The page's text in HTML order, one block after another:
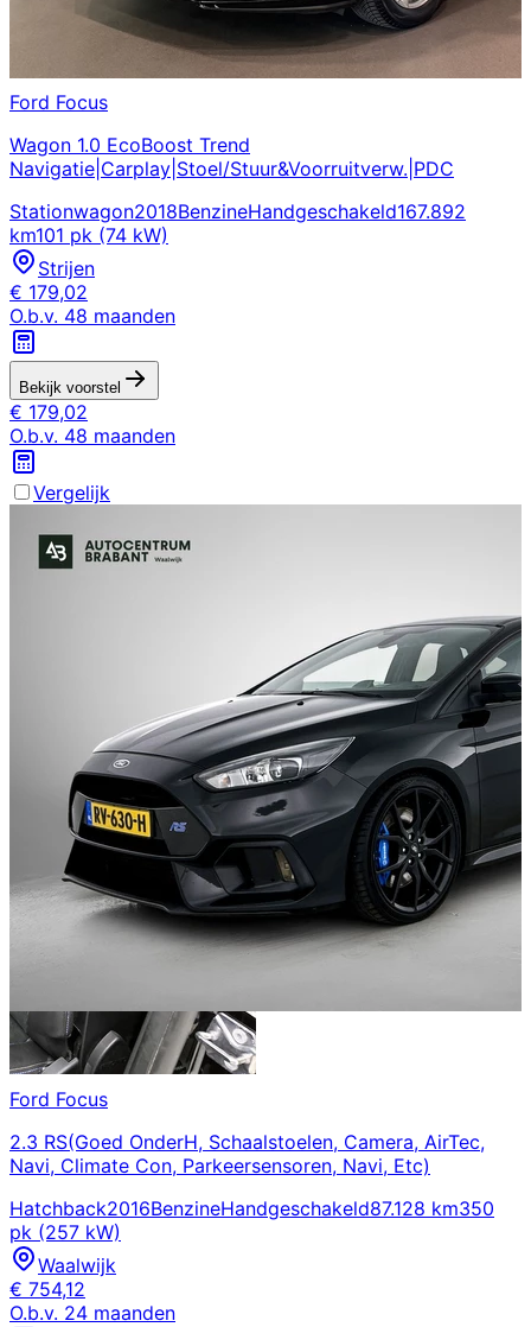
Ford Focus
Wagon 1.0 EcoBoost Trend
Navigatie|Carplay|Stoel/Stuur&Voorruitverw.|PDC
Stationwagon2018BenzineHandgeschakeld167.892
km101 pk (74 kW)
Strijen
€ 179,02
O.b.v. 48 maanden
Bekijk voorstel
€ 179,02
O.b.v. 48 maanden
Vergelijk
Ford Focus
2.3 RS(Goed OnderH, Schaalstoelen, Camera, AirTec,
Navi, Climate Con, Parkeersensoren, Navi, Etc)
Hatchback2016BenzineHandgeschakeld87.128 km350
pk (257 kW)
Waalwijk
€ 754,12
O.b.v. 24 maanden